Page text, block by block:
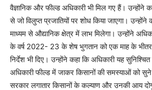
वैज्ञानिक और फील्ड अधिकारी भी मिल गए हैं। उन्होंने
से जो विलुप्त प्रजातियों पर शोध किया जाएगा। उन्होंने
माध्यम से औद्यानिक क्षेत्र में लाभ मिलेगा। उन्होंने
के वर्ष 2022- 23 के शेष भुगतान को एक माह के
निर्देश भी दिए। उन्होंने कहा कि अधिकारी यह
अधिकारी फील्ड में जाकर किसानों की समस्याओं को
सरकार लगातार किसानों के कल्याण और उनकी आय